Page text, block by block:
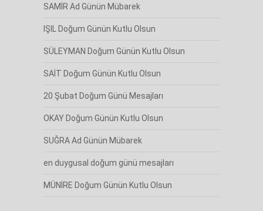
SAMİR Ad Günün Mübarek
IŞIL Doğum Günün Kutlu Olsun
SÜLEYMAN Doğum Günün Kutlu Olsun
SAİT Doğum Günün Kutlu Olsun
20 Şubat Doğum Günü Mesajları
OKAY Doğum Günün Kutlu Olsun
SUĞRA Ad Günün Mübarek
en duygusal doğum günü mesajları
MÜNİRE Doğum Günün Kutlu Olsun